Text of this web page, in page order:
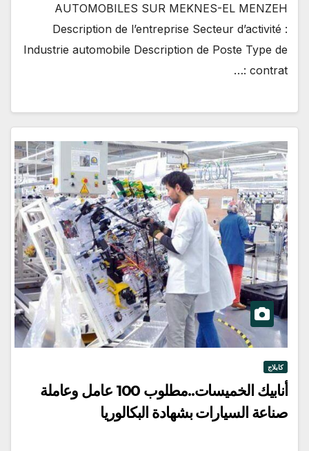
AUTOMOBILES SUR MEKNES-EL MENZEH
Description de l’entreprise Secteur d’activité :
Industrie automobile Description de Poste Type de
contrat :…
كابلاج
أنابيك الخميسات..مطلوب 100 عامل وعاملة
صناعة السيارات بشهادة البكالوريا